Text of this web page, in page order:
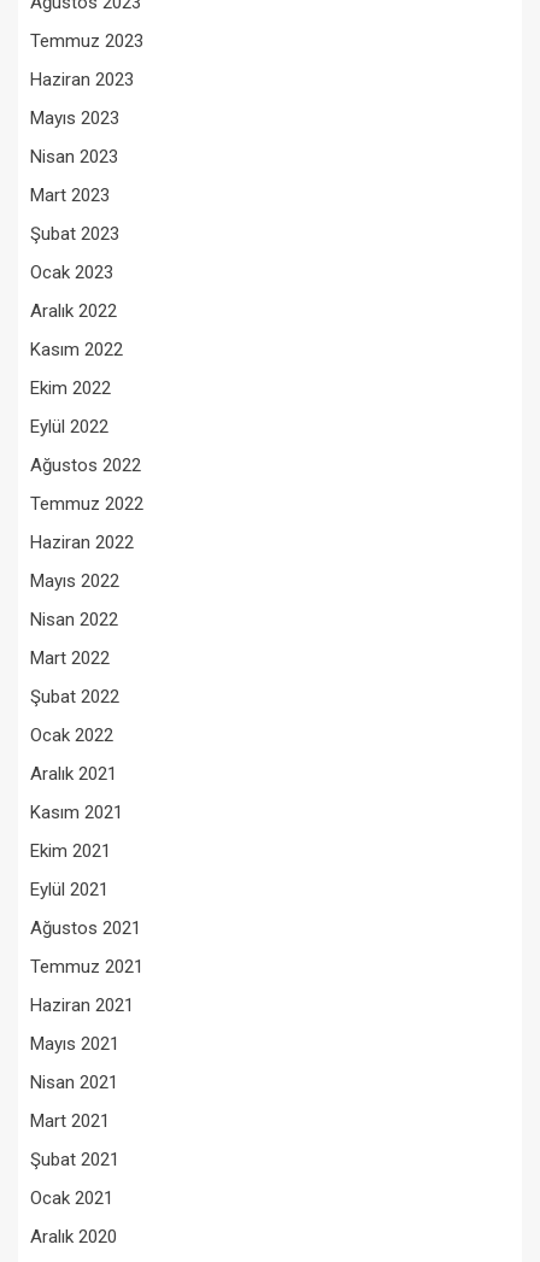
Temmuz 2023
Haziran 2023
Mayıs 2023
Nisan 2023
Mart 2023
Şubat 2023
Ocak 2023
Aralık 2022
Kasım 2022
Ekim 2022
Eylül 2022
Ağustos 2022
Temmuz 2022
Haziran 2022
Mayıs 2022
Nisan 2022
Mart 2022
Şubat 2022
Ocak 2022
Aralık 2021
Kasım 2021
Ekim 2021
Eylül 2021
Ağustos 2021
Temmuz 2021
Haziran 2021
Mayıs 2021
Nisan 2021
Mart 2021
Şubat 2021
Ocak 2021
Aralık 2020